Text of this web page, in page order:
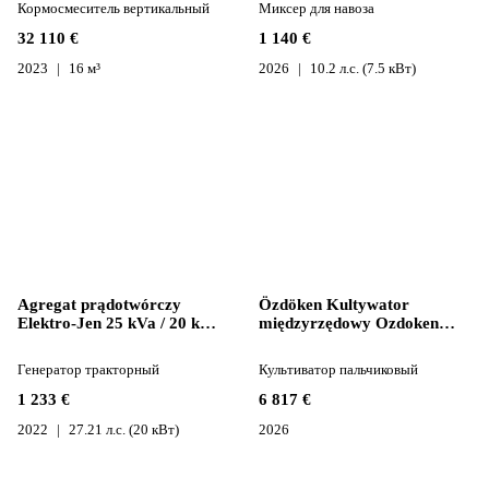
32 110 €
Кормосмеситель вертикальный
2023 16 м³
1 140 €
Миксер для навоза
2026 10.2 л.с. (7.5 кВт)
Agregat prądotwórczy
Elektro-Jen 25 kVa / 20 kW
1 233 €
Генератор тракторный
2022 27.21 л.с. (20 кВт)
Özdöken Kultywator
międzyrzędowy Ozdoken
6 817 €
Культиватор пальчиковый
2026